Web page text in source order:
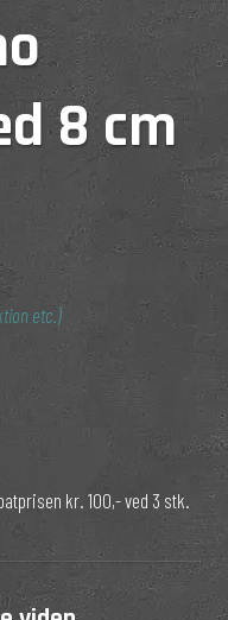
8 cm
etc.)
kr. 100,- ved 3 stk.